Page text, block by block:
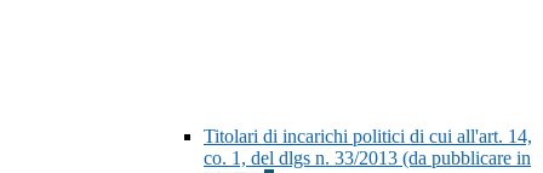
Titolari di incarichi politici di cui all'art. 14,
co. 1, del dlgs n. 33/2013 (da pubblicare in